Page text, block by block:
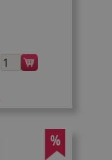
%